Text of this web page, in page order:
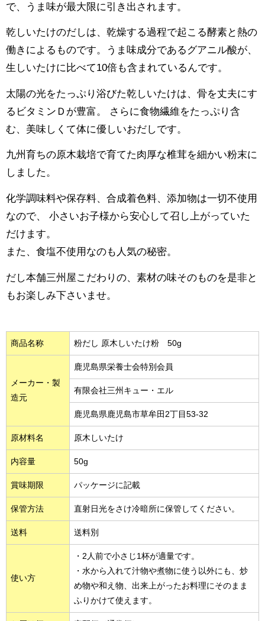
で、うま味が最大限に引き出されます。
乾しいたけのだしは、乾燥する過程で起こる酵素と熱の
働きによるものです。うま味成分であるグアニル酸が、
生しいたけに比べて10倍も含まれているんです。
太陽の光をたっぷり浴びた乾しいたけは、骨を丈夫にす
るビタミンＤが豊富。 さらに食物繊維をたっぷり含
む、美味しくて体に優しいおだしです。
九州育ちの原木栽培で育てた肉厚な椎茸を細かい粉末に
しました。
化学調味料や保存料、合成着色料、添加物は一切不使用
なので、 小さいお子様から安心して召し上がっていた
だけます。
また、食塩不使用なのも人気の秘密。
だし本舗三州屋こだわりの、素材の味そのものを是非と
もお楽しみ下さいませ。
商品名称 粉だし 原木しいたけ粉 50g
メーカー・製
造元
鹿児島県栄養士会特別会員
有限会社三州キュー・エル
鹿児島県鹿児島市草牟田2丁目53-32
原材料名 原木しいたけ
内容量 50g
賞味期限 パッケージに記載
保管方法 直射日光をさけ冷暗所に保管してください。
送料 送料別
使い方
・2人前で小さじ1杯が適量です。
・水から入れて汁物や煮物に使う以外にも、炒
め物や和え物、出来上がったお料理にそのまま
ふりかけて使えます。